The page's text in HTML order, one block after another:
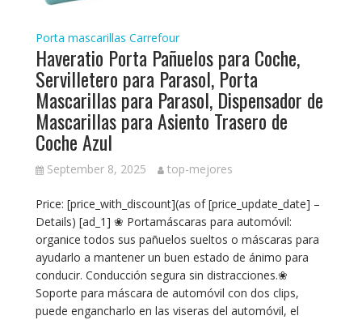
Porta mascarillas Carrefour
Haveratio Porta Pañuelos para Coche,
Servilletero para Parasol, Porta
Mascarillas para Parasol, Dispensador de
Mascarillas para Asiento Trasero de
Coche Azul
September 8, 2025 top-mejores
Price: [price_with_discount](as of [price_update_date] –
Details) [ad_1] ❀ Portamáscaras para automóvil:
organice todos sus pañuelos sueltos o máscaras para
ayudarlo a mantener un buen estado de ánimo para
conducir. Conducción segura sin distracciones.❀
Soporte para máscara de automóvil con dos clips,
puede engancharlo en las viseras del automóvil, el